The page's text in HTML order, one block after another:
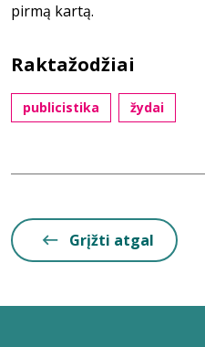
pirmą kartą.
Raktažodžiai
publicistika žydai
Grįžti atgal